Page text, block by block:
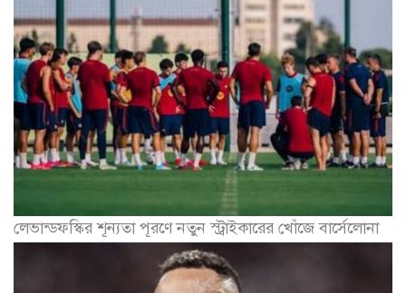
লেভান্ডফস্কির শূন্যতা পূরণে নতুন স্ট্রাইকারের খোঁজে বার্সেলোনা